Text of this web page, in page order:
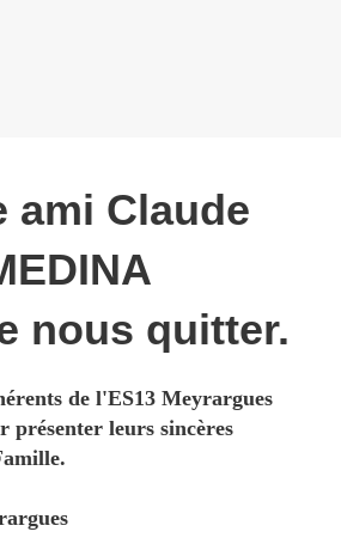
ami Claude
nous quitter.
de l'ES13 Meyrargues
présenter leurs sincères